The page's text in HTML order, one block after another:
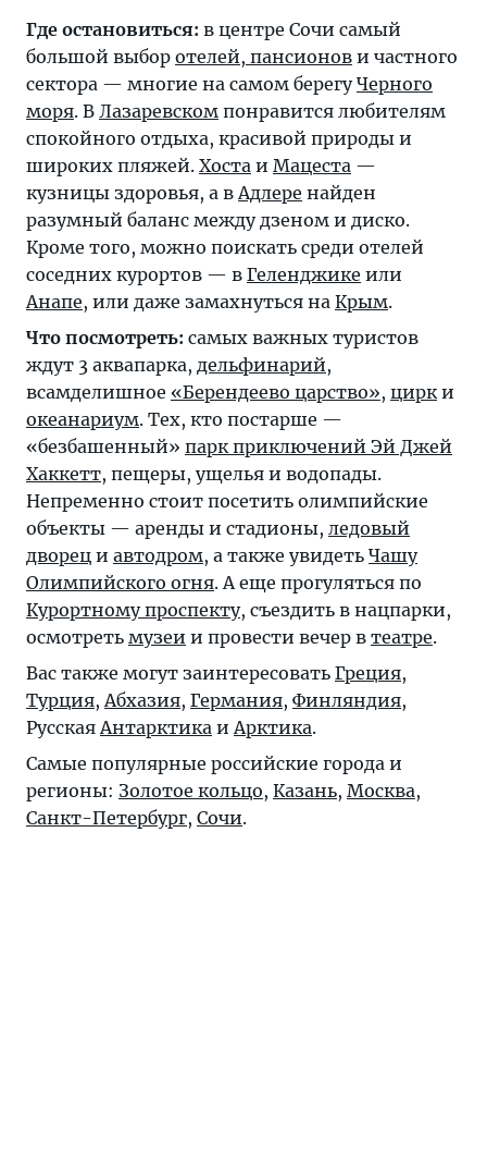
Где остановиться: в центре Сочи самый
большой выбор отелей, пансионов и частного
сектора — многие на самом берегуЧерного
моря. В Лазаревском понравится любителям
спокойного отдыха, красивой природы и
широких пляжей. Хоста и Мацеста —
кузницы здоровья, а в Адлере найден
разумный баланс между дзеном и диско.
Кроме того, можно поискать среди отелей
соседних курортов — в Геленджике или
Анапе, или даже замахнуться на Крым.
Что посмотреть: самых важных туристов
ждут 3 аквапарка, дельфинарий,
всамделишное «Берендеево царство», цирк и
океанариум. Тех, кто постарше —
«безбашенный» парк приключений Эй Джей
Хаккетт, пещеры, ущелья и водопады.
Непременно стоит посетить олимпийские
объекты — аренды и стадионы, ледовый
дворец и автодром, а также увидеть Чашу
Олимпийского огня. А еще прогуляться по
Курортному проспекту, съездить в нацпарки,
осмотреть музеи и провести вечер в театре.
Вас также могут заинтересовать Греция,
Турция, Абхазия, Германия, Финляндия,
Русская Антарктика и Арктика.
Самые популярные российские города и
регионы: Золотое кольцо, Казань, Москва,
Санкт-Петербург, Сочи.